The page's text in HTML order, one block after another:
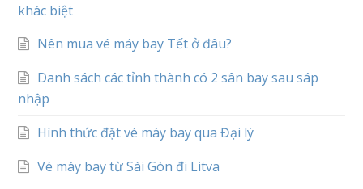
khác biệt
Nên mua vé máy bay Tết ở đâu?
Danh sách các tỉnh thành có 2 sân bay sau sáp
nhập
Hình thức đặt vé máy bay qua Đại lý
Vé máy bay từ Sài Gòn đi Litva